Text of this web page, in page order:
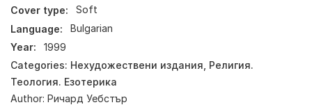
Cover type:
Soft
Language:
Bulgarian
Year:
1999
Categories: Нехудожествени издания Религия.
Теология. Езотерика
Author: Ричард Уебстър